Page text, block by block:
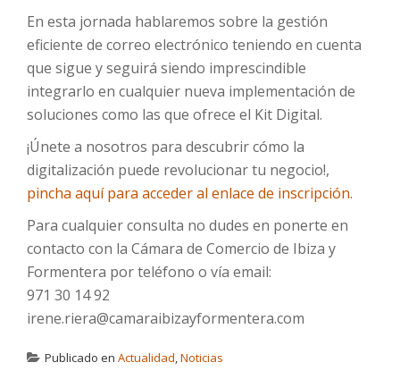
En esta jornada hablaremos sobre la gestión
eficiente de correo electrónico teniendo en cuenta
que sigue y seguirá siendo imprescindible
integrarlo en cualquier nueva implementación de
soluciones como las que ofrece el Kit Digital.
¡Únete a nosotros para descubrir cómo la
digitalización puede revolucionar tu negocio!,
pincha aquí para acceder al enlace de inscripción.
Para cualquier consulta no dudes en ponerte en
contacto con la Cámara de Comercio de Ibiza y
Formentera por teléfono o vía email:
971 30 14 92
irene.riera@camaraibizayformentera.com
Publicado en Actualidad,Noticias